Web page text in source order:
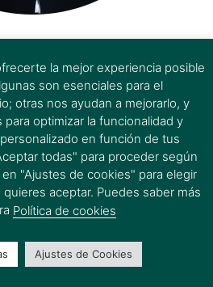
la mejor experiencia posible
son esenciales para el
otras nos ayudan a mejorarlo, y
optimizar la funcionalidad y
en función de tus
todas" para proceder según
"Ajustes de cookies" para elegir
aceptar. Puedes saber más
Política de cookies
Ajustes de Cookies